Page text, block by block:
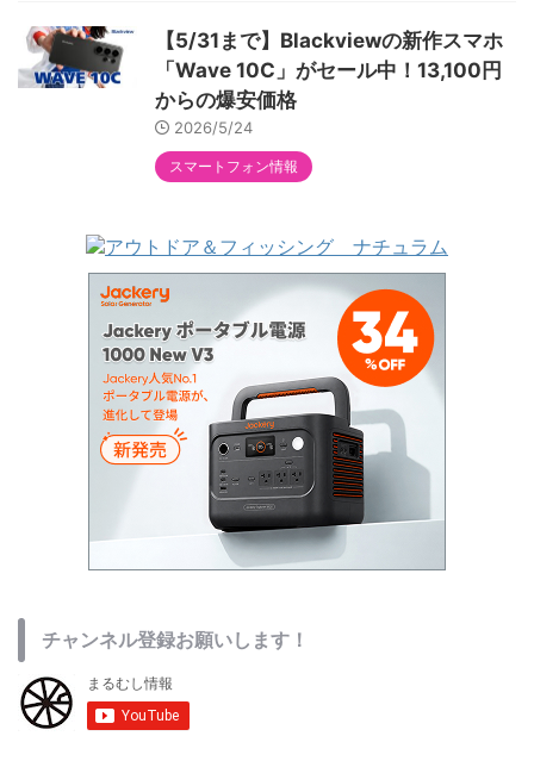
【5/31まで】Blackviewの新作スマホ
「Wave 10C」がセール中！13,100円
からの爆安価格
2026/5/24
スマートフォン情報
チャンネル登録お願いします！